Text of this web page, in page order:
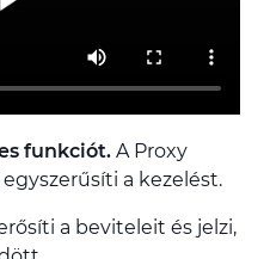
funkciót. A Proxy
a kezelést.
a beviteleit és jelzi,